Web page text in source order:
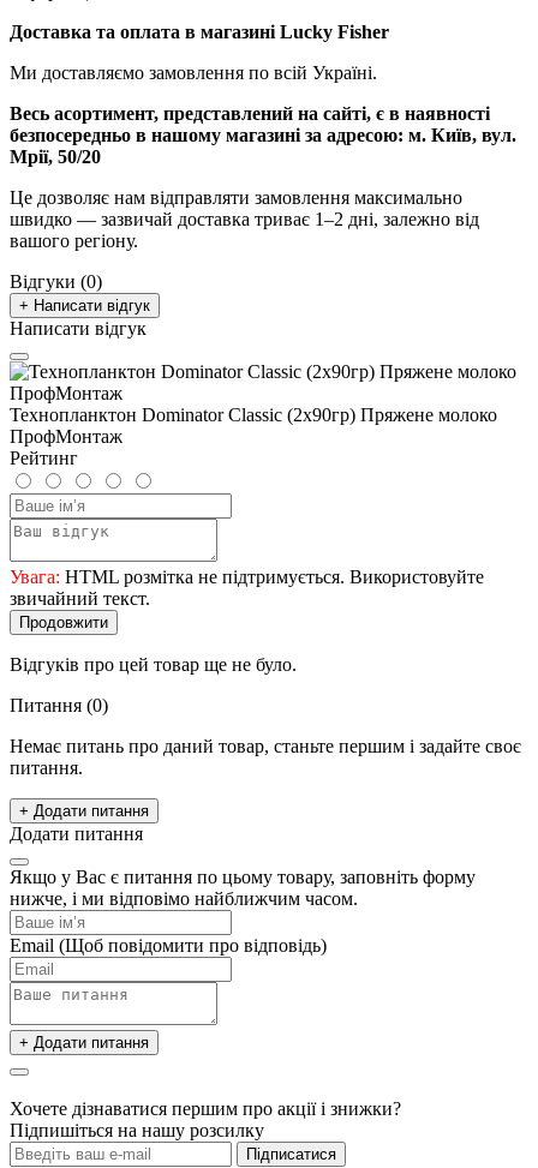
Доставка та оплата в магазині Lucky Fisher
Ми доставляємо замовлення по всій Україні.
Весь асортимент, представлений на сайті, є в наявності
безпосередньо в нашому магазині за адресою: м. Київ, вул.
Мрії, 50/20
Це дозволяє нам відправляти замовлення максимально
швидко — зазвичай доставка триває 1–2 дні, залежно від
вашого регіону.
Відгуки (0)
+ Написати відгук
Написати відгук
Технопланктон Dominator Classic (2x90гр) Пряжене молоко
ПрофМонтаж
Рейтинг
Увага: HTML розмітка не підтримується. Використовуйте
звичайний текст.
Продовжити
Відгуків про цей товар ще не було.
Питання (0)
Немає питань про даний товар, станьте першим і задайте своє
питання.
+ Додати питання
Додати питання
Якщо у Вас є питання по цьому товару, заповніть форму
нижче, і ми відповімо найближчим часом.
Email (Щоб повідомити про відповідь)
+ Додати питання
Хочете дізнаватися першим про акції і знижки?
Підпишіться на нашу розсилку
Підписатися